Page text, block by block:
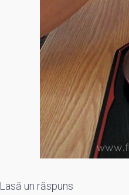
Lasă un răspuns